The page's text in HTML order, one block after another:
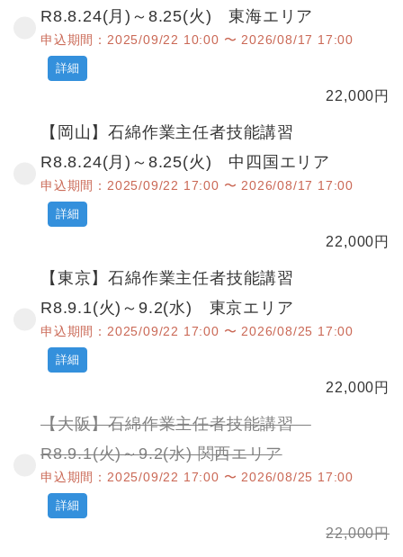
R8.8.24(月)～8.25(火) 東海エリア
申込期間：2025/09/22 10:00 〜 2026/08/17 17:00
詳細
22,000円
【岡山】石綿作業主任者技能講習
R8.8.24(月)～8.25(火) 中四国エリア
申込期間：2025/09/22 17:00 〜 2026/08/17 17:00
詳細
22,000円
【東京】石綿作業主任者技能講習
R8.9.1(火)～9.2(水) 東京エリア
申込期間：2025/09/22 17:00 〜 2026/08/25 17:00
詳細
22,000円
【大阪】石綿作業主任者技能講習
R8.9.1(火)～9.2(水) 関西エリア
申込期間：2025/09/22 17:00 〜 2026/08/25 17:00
詳細
22,000円